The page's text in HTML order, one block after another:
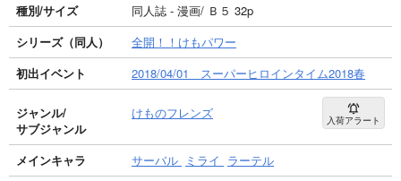
種別/サイズ
同人誌 - 漫画/ Ｂ５ 32p
シリーズ（同人）
全開！！けもパワー
初出イベント
2018/04/01 スーパーヒロインタイム2018春
ジャンル/
サブジャンル
けものフレンズ 入荷アラート
メインキャラ サーバル ミライ ラーテル